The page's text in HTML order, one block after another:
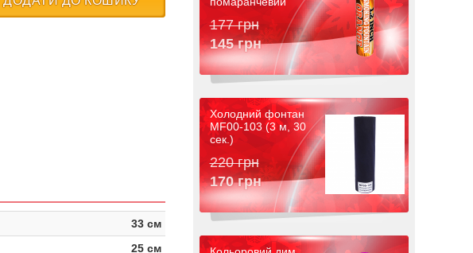
33 см
25 см
177 грн
145 грн
Холодний фонтан
MF00-103 (3 м, 30
сек.)
220 грн
170 грн